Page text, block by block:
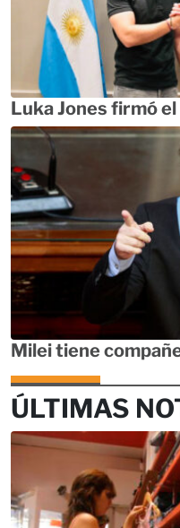
Luka Jones firmó el
Milei tiene
ÚLTIMAS